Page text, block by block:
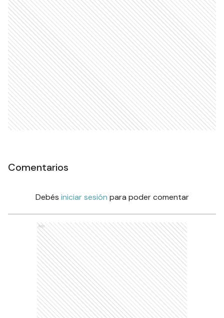
Comentarios
Debés iniciar sesión para poder comentar
Ads